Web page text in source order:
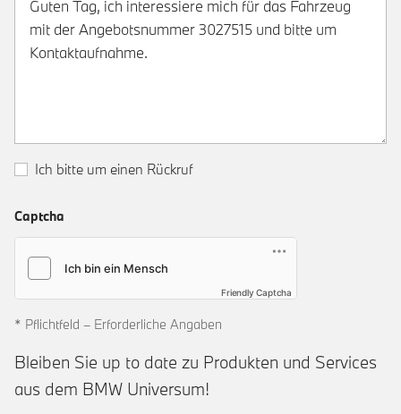
Ich bitte um einen Rückruf
Captcha
Friendly Captcha
* Pflichtfeld – Erforderliche Angaben
Bleiben Sie up to date zu Produkten und Services
aus dem BMW Universum!